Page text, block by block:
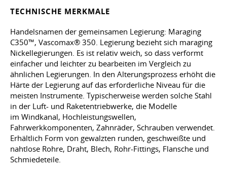
TECHNISCHE MERKMALE
Handelsnamen der gemeinsamen Legierung: Maraging
C350™, Vascomax® 350. Legierung bezieht sich maraging
Nickellegierungen. Es ist relativ weich, so dass verformt
einfacher und leichter zu bearbeiten im Vergleich zu
ähnlichen Legierungen. In den Alterungsprozess erhöht die
Härte der Legierung auf das erforderliche Niveau für die
meisten Instrumente. Typischerweise werden solche Stahl
in der Luft- und Raketentriebwerke, die Modelle
im Windkanal, Hochleistungswellen,
Fahrwerkkomponenten, Zahnräder, Schrauben verwendet.
Erhältlich Form von gewalzten runden, geschweißte und
nahtlose Rohre, Draht, Blech, Rohr-Fittings, Flansche und
Schmiedeteile.